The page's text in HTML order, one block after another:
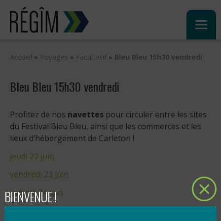
Sauter
contenu
Accueil » Voyages » Facultatif » Bleu Bleu 15h30 vendredi
Bleu Bleu 15h30 vendredi
Profitez de nos navettes pour circuler entre les sites
du Festival Bleu Bleu, ainsi que les commerces et les
lieux d’hébergement de Carleton !
jeudi 22 juin
vendredi 23 juin
samedi 24 juin
BIENVENUE !